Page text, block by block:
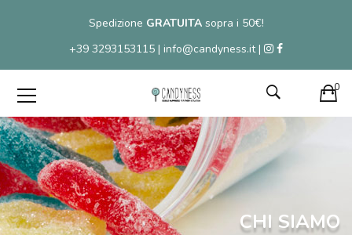
Spedizione GRATUITAsopra i 50€!
+39 3293153115 | info@candyness.it |
0
CHI SIAMO